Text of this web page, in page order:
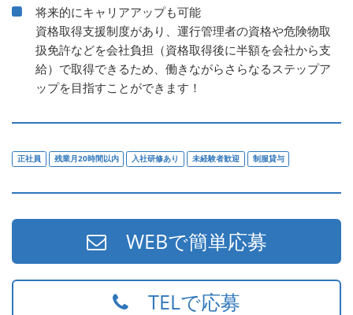
将来的にキャリアアップも可能
資格取得支援制度があり、運行管理者の資格や危険物取
扱免許などを会社負担（資格取得後に半額を会社から支
給）で取得できるため、働きながらさらなるステップア
ップを目指すことができます！
正社員 残業月20時間以内 入社研修あり 未経験者歓迎 制服貸与
WEBで簡単応募
TELで応募